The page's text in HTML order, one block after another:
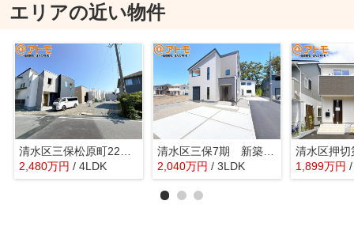
エリアの近い物件
2,480万円 / 4LDK
清水区三保7期 新築戸建 2号棟
2,040万円 / 3LDK 1,899万円